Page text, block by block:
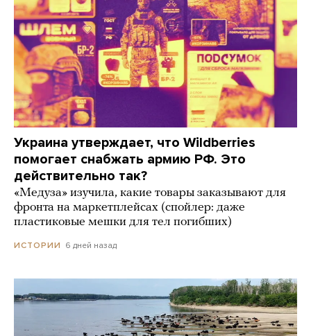
Украина утверждает, что Wildberries
помогает снабжать армию РФ. Это
действительно так?
«Медуза» изучила, какие товары заказывают для
фронта на маркетплейсах (спойлер: даже
пластиковые мешки для тел погибших)
ИСТОРИИ 6 дней назад